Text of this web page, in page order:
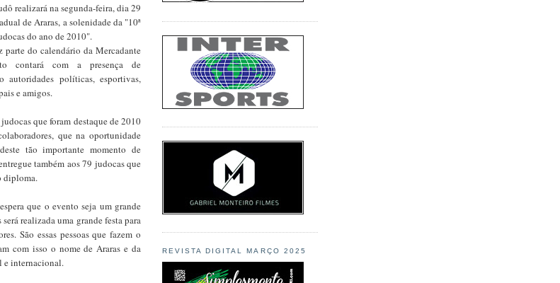
realizará na segunda-feira, dia 29
de Araras, a solenidade da "10ª
do ano de 2010".
parte do calendário da Mercadante
contará com a presença de
autoridades políticas, esportivas,
e amigos.
que foram destaque de 2010
que na oportunidade
tão importante momento de
também aos 79 judocas que
diploma.
que o evento seja um grande
realizada uma grande festa para
São essas pessoas que fazem o
com isso o nome de Araras e da
e internacional.
REVISTA DIGITAL MARÇO 2025